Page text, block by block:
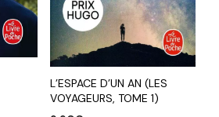
L’ESPACE D’UN AN (LES
VOYAGEURS, TOME 1)